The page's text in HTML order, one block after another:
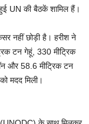
UN की बैठकें शामिल हैं।
नहीं छोड़ी है। हरीश ने
टन गेहूं, 330 मीट्रिक
और 58.6 मीट्रिक टन
मदद मिली।